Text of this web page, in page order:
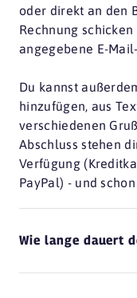
oder direkt an den
Rechnung
angegebene E-
Du kannst
hinzufügen, aus
verschiedenen
Abschluss stehen
Verfügung
PayPal) - und
Wie lange dauert